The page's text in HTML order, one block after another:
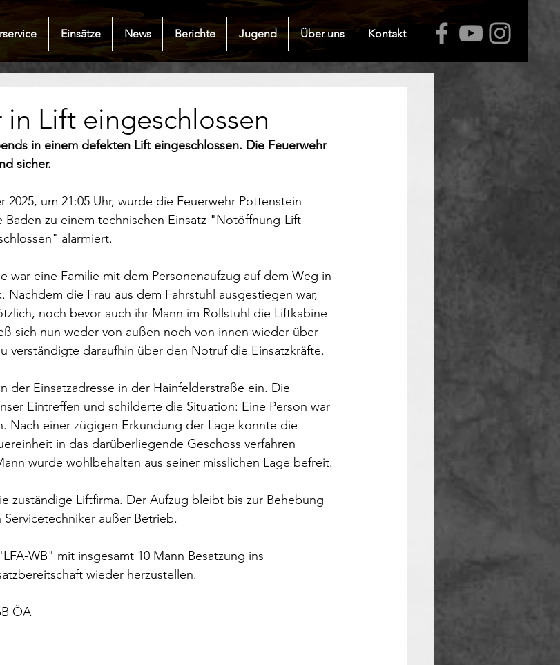
Einsätze News Berichte Jugend Über uns Kontakt
Lift eingeschlossen
in einem defekten Lift eingeschlossen. Die Feuerwehr
sicher.
um 21:05 Uhr, wurde die Feuerwehr Pottenstein
Baden zu einem technischen Einsatz "Notöffnung-Lift
alarmiert.
war eine Familie mit dem Personenaufzug auf dem Weg in
die Frau aus dem Fahrstuhl ausgestiegen war,
noch bevor auch ihr Mann im Rollstuhl die Liftkabine
sich nun weder von außen noch von innen wieder über
verständigte daraufhin über den Notruf die Einsatzkräfte.
der Einsatzadresse in der Hainfelderstraße ein. Die
Eintreffen und schilderte die Situation: Eine Person war
Nach einer zügigen Erkundung der Lage konnte die
in das darüberliegende Geschoss verfahren
wurde wohlbehalten aus seiner misslichen Lage befreit.
zuständige Liftfirma. Der Aufzug bleibt bis zur Behebung
außer Betrieb.
WB" mit insgesamt 10 Mann Besatzung ins
wieder herzustellen.
ÖA